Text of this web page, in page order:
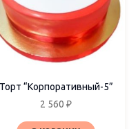
Торт “Корпоративный-5”
2 560 ₽